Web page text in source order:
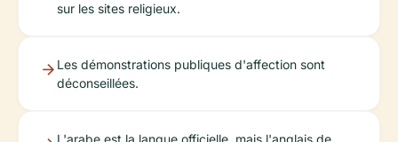
sur les sites religieux.
Les démonstrations publiques d'affection sont
déconseillées.